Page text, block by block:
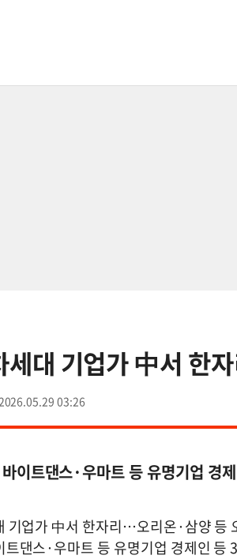
세대 기업가 中서 한
03:26
이트댄스·우마트 등 유명기업 경
기업가 中서 한자리…오리온·삼양 등
트댄스·우마트 등 유명기업 경제인 등